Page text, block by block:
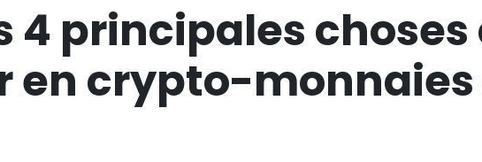
4 principales
en crypto-